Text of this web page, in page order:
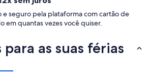
e seguro pela plataforma com cartão de
em quantas vezes você quiser.
as suas férias